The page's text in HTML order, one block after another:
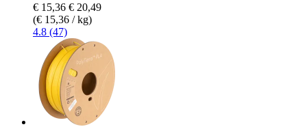
€ 15,36 € 20,49
(€ 15,36 / kg)
4.8 (47)